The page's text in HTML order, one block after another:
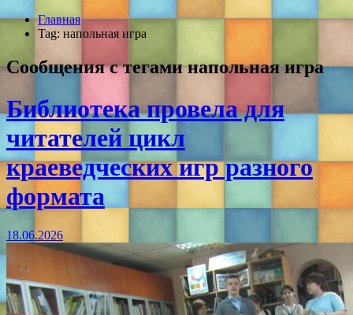
Главная
Tag: напольная игра
Сообщения с тегаминапольная игра
Библиотека провела для
читателей цикл
краеведческих игр разного
формата
18.06.2026